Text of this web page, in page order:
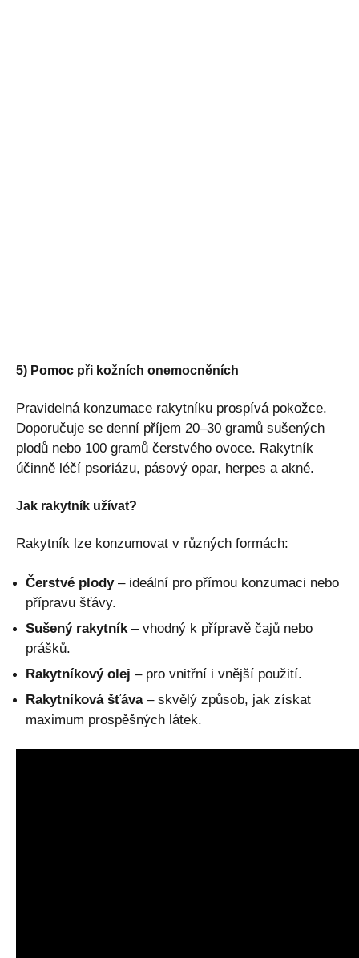
5) Pomoc při kožních onemocněních
Pravidelná konzumace rakytníku prospívá pokožce.
Doporučuje se denní příjem 20–30 gramů sušených
plodů nebo 100 gramů čerstvého ovoce. Rakytník
účinně léčí psoriázu, pásový opar, herpes a akné.
Jak rakytník užívat?
Rakytník lze konzumovat v různých formách:
Čerstvé plody– ideální pro přímou konzumaci nebo
přípravu šťávy.
Sušený rakytník– vhodný k přípravě čajů nebo
prášků.
Rakytníkový olej – pro vnitřní i vnější použití.
Rakytníková šťáva– skvělý způsob, jak získat
maximum prospěšných látek.